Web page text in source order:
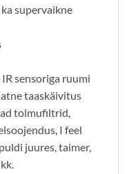
supervaikne
sensoriga ruumi
taaskäivitus
tolmufiltrid,
I feel
juures, taimer,